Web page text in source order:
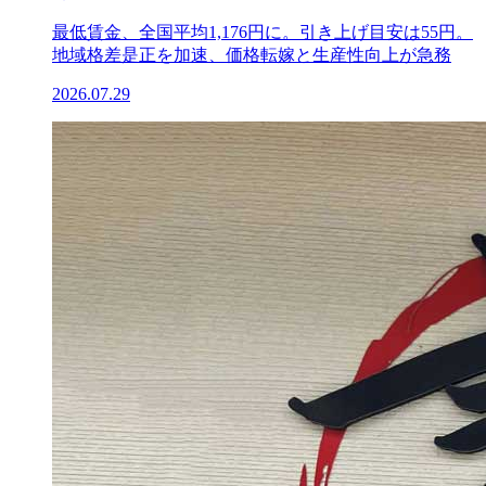
最低賃金、全国平均1,176円に。引き上げ目安は55円。
地域格差是正を加速、価格転嫁と生産性向上が急務
2026.07.29